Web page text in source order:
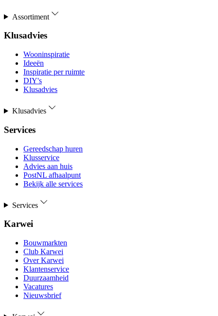
Assortiment
Klusadvies
Wooninspiratie
Ideeën
Inspiratie per ruimte
DIY's
Klusadvies
Klusadvies
Services
Gereedschap huren
Klusservice
Advies aan huis
PostNL afhaalpunt
Bekijk alle services
Services
Karwei
Bouwmarkten
Club Karwei
Over Karwei
Klantenservice
Duurzaamheid
Vacatures
Nieuwsbrief